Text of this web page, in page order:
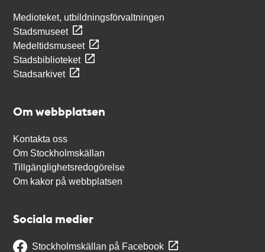
Medioteket, utbildningsförvaltningen
Stadsmuseet
Medeltidsmuseet
Stadsbiblioteket
Stadsarkivet
Om webbplatsen
Kontakta oss
Om Stockholmskällan
Tillgänglighetsredogörelse
Om kakor på webbplatsen
Sociala medier
Stockholmskällan på Facebook